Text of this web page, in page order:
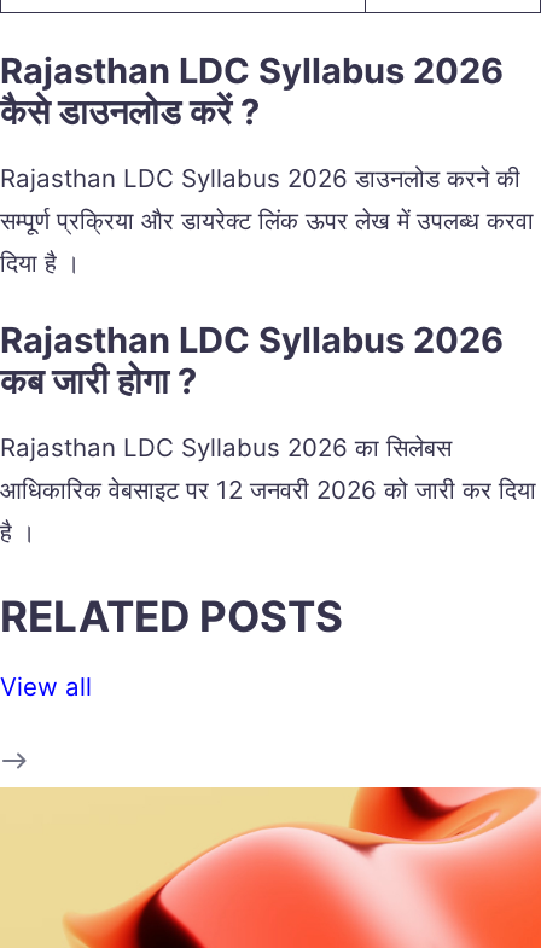
Rajasthan LDC Syllabus 2026
कैसे डाउनलोड करें ?
Rajasthan LDC Syllabus 2026 डाउनलोड करने की
सम्पूर्ण प्रक्रिया और डायरेक्ट लिंक ऊपर लेख में उपलब्ध करवा
दिया है ।
Rajasthan LDC Syllabus 2026
कब जारी होगा ?
Rajasthan LDC Syllabus 2026 का सिलेबस
आधिकारिक वेबसाइट पर 12 जनवरी 2026 को जारी कर दिया
है ।
RELATED POSTS
View all